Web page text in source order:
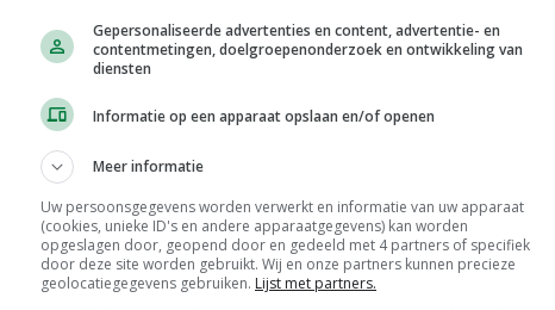
27-07-2016
Tarwe heeft al vroeg behoefte aan
stikstof
Gepersonaliseerde advertenties en content, advertentie- en
contentmetingen, doelgroepenonderzoek en ontwikkeling van
diensten
Informatie op een apparaat opslaan en/of openen
Meer informatie
Uw persoonsgegevens worden verwerkt en informatie van uw apparaat
(cookies, unieke ID's en andere apparaatgegevens) kan worden
opgeslagen door, geopend door en gedeeld met 4 partners of specifiek
door deze site worden gebruikt. Wij en onze partners kunnen precieze
geolocatiegegevens gebruiken. Lijst met partners.